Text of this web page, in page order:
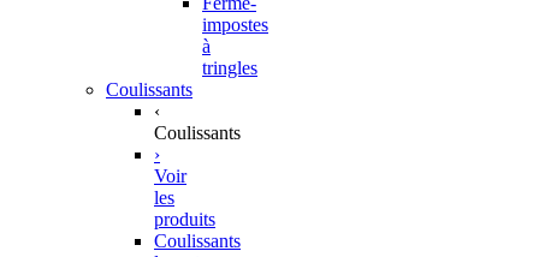
impostes
à
tringles
Coulissants
‹
Coulissants
›
Voir
les
produits
Coulissants